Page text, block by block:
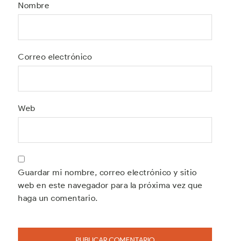
Nombre
Correo electrónico
Web
Guardar mi nombre, correo electrónico y sitio
web en este navegador para la próxima vez que
haga un comentario.